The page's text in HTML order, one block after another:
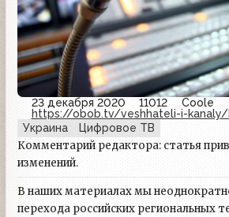
23 декабря 2020 11012
Coole
https://obob.tv/veshhateli-i-kanaly/
Украина
Цифровое ТВ
Комментарий редактора: статья
изменений.
В наших материалах мы
перехода российских региональных